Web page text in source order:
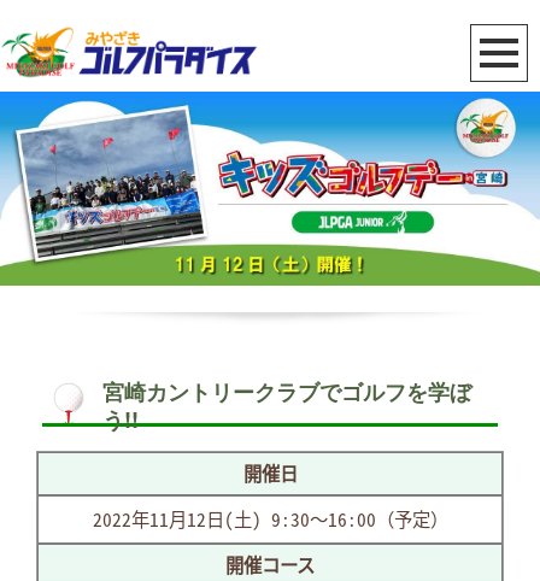
宮崎カントリークラブでゴルフを学ぼ
う!!
開催日
2022年11月12日(土) 9:30～16:00（予定）
開催コース